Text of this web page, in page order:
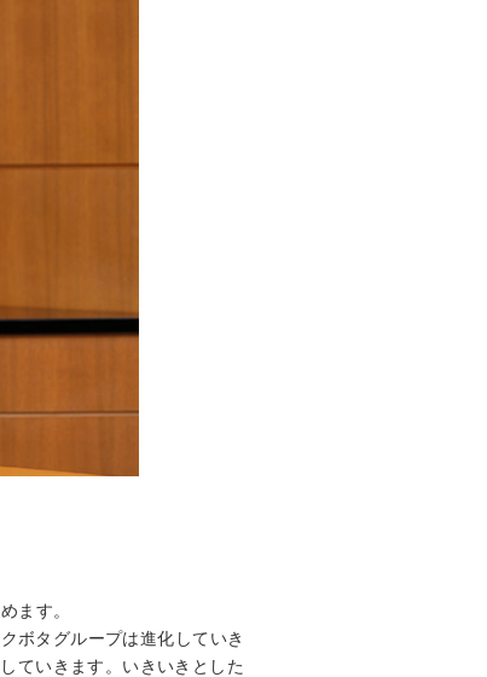
ます。
ボタグループは進化していき
ていきます。いきいきとした